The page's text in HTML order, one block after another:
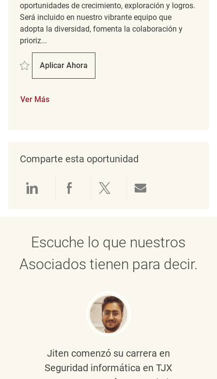
oportunidades de crecimiento, exploración y logros.
Será incluido en nuestro vibrante equipo que
adopta la diversidad, fomenta la colaboración y
prioriz...
Salvar Retail Merchandising Associate REQ64033
Aplicar Ahora
Retail Merchandising Associate
Ver Más
Comparte esta oportunidad
Compartir a través de LinkedIn
Compartir a través de
Compartir a través
Escuche lo que nuestros
Asociados tienen para decir.
Jiten comenzó su carrera en
Seguridad informática en TJX